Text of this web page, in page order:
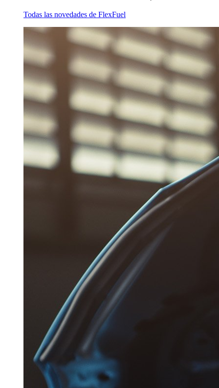
Todas las novedades de FlexFuel